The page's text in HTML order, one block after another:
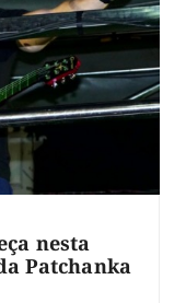
nesta
Patchanka